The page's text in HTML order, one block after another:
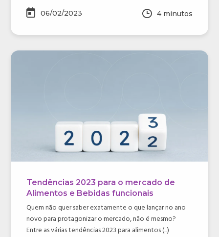
06/02/2023 4 minutos
Tendências 2023 para o mercado de
Alimentos e Bebidas funcionais
Quem não quer saber exatamente o que lançar no ano
novo para protagonizar o mercado, não é mesmo?
Entre as várias tendências 2023 para alimentos (...)